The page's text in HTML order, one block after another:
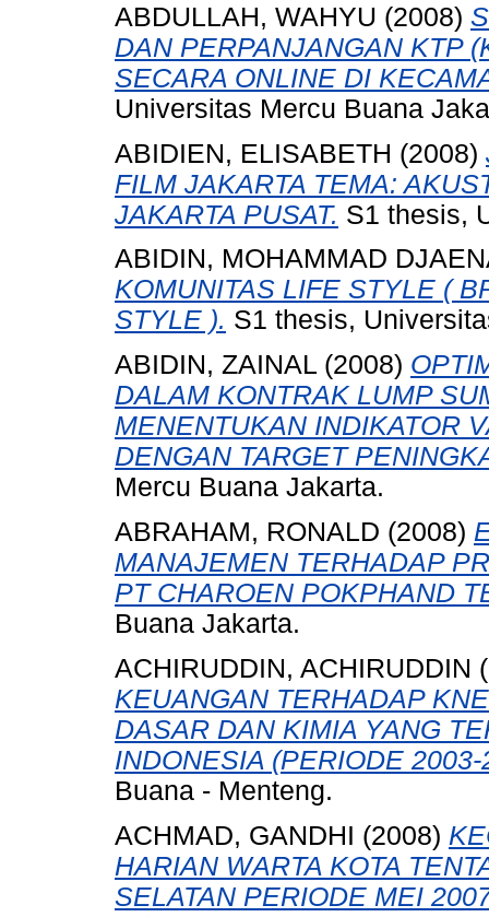
ABDULLAH, WAHYU (2008)
DAN PERPANJANGAN KTP
SECARA ONLINE DI
Universitas Mercu Buana
ABIDIEN, ELISABETH (2008)
FILM JAKARTA TEMA:
JAKARTA PUSAT. S1 thesis,
ABIDIN, MOHAMMAD
KOMUNITAS LIFE STYLE (
STYLE ). S1 thesis,
ABIDIN, ZAINAL (2008)
DALAM KONTRAK LUMP
MENENTUKAN INDIKATOR
DENGAN TARGET
Mercu Buana Jakarta.
ABRAHAM, RONALD (2008)
MANAJEMEN TERHADAP
PT CHAROEN POKPHAND
Buana Jakarta.
ACHIRUDDIN, ACHIRUDDIN
KEUANGAN TERHADAP
DASAR DAN KIMIA YANG
INDONESIA (PERIODE 2003-
Buana - Menteng.
ACHMAD, GANDHI (2008)
HARIAN WARTA KOTA
SELATAN PERIODE MEI